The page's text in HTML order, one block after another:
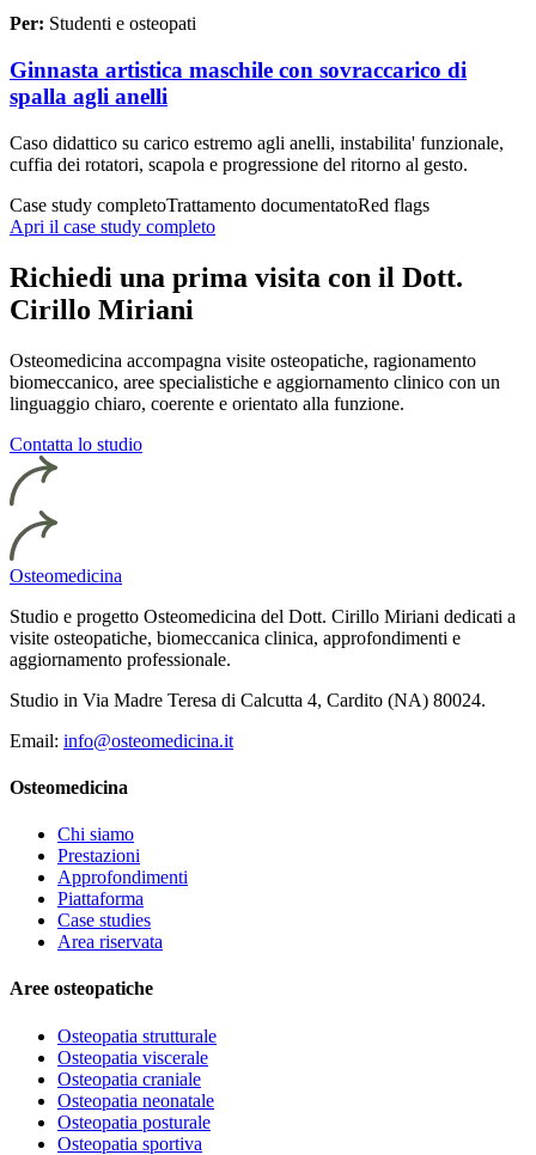
Per: Studenti e osteopati
Ginnasta artistica maschile con sovraccarico di
spalla agli anelli
Caso didattico su carico estremo agli anelli, instabilita' funzionale,
cuffia dei rotatori, scapola e progressione del ritorno al gesto.
Case study completoTrattamento documentatoRed flags
Apri il case study completo
Richiedi una prima visita con il Dott.
Cirillo Miriani
Osteomedicina accompagna visite osteopatiche, ragionamento
biomeccanico, aree specialistiche e aggiornamento clinico con un
linguaggio chiaro, coerente e orientato alla funzione.
Contatta lo studio
Osteomedicina
Studio e progetto Osteomedicina del Dott. Cirillo Miriani dedicati a
visite osteopatiche, biomeccanica clinica, approfondimenti e
aggiornamento professionale.
Studio in Via Madre Teresa di Calcutta 4, Cardito (NA) 80024.
Email: info@osteomedicina.it
Osteomedicina
Chi siamo
Prestazioni
Approfondimenti
Piattaforma
Case studies
Area riservata
Aree osteopatiche
Osteopatia strutturale
Osteopatia viscerale
Osteopatia craniale
Osteopatia neonatale
Osteopatia posturale
Osteopatia sportiva